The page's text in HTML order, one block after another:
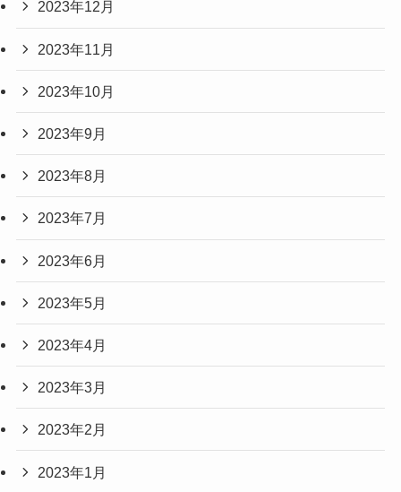
2023年12月
2023年11月
2023年10月
2023年9月
2023年8月
2023年7月
2023年6月
2023年5月
2023年4月
2023年3月
2023年2月
2023年1月